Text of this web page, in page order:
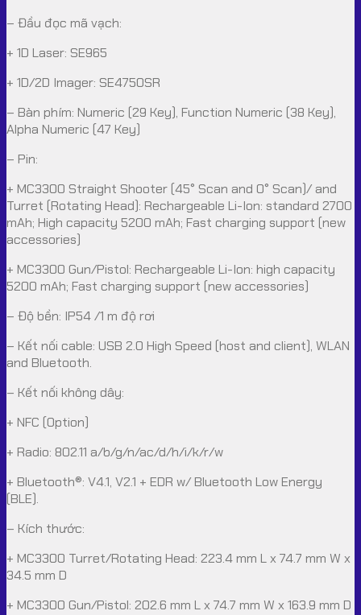
– Đầu đọc mã vạch:
+ 1D Laser: SE965
+ 1D/2D Imager: SE4750SR
– Bàn phím: Numeric (29 Key), Function Numeric (38 Key),
Alpha Numeric (47 Key)
– Pin:
+ MC3300 Straight Shooter (45° Scan and 0° Scan)/ and
Turret (Rotating Head): Rechargeable Li-Ion: standard 2700
mAh; High capacity 5200 mAh; Fast charging support (new
accessories)
+ MC3300 Gun/Pistol: Rechargeable Li-Ion: high capacity
5200 mAh; Fast charging support (new accessories)
– Độ bền: IP54 /1 m độ rơi
– Kết nối cable: USB 2.0 High Speed (host and client), WLAN
and Bluetooth.
– Kết nối không dây:
+ NFC (Option)
+ Radio: 802.11 a/b/g/n/ac/d/h/i/k/r/w
+ Bluetooth®: V4.1, V2.1 + EDR w/ Bluetooth Low Energy
(BLE).
– Kích thước:
+ MC3300 Turret/Rotating Head: 223.4 mm L x 74.7 mm W x
34.5 mm D
+ MC3300 Gun/Pistol: 202.6 mm L x 74.7 mm W x 163.9 mm D